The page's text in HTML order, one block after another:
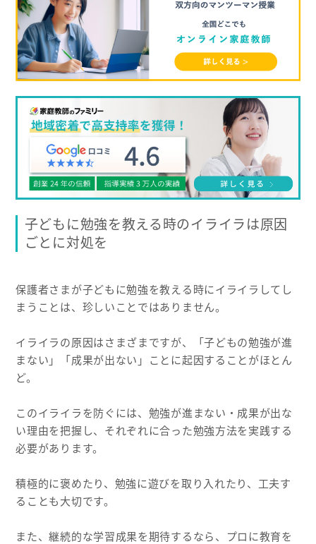
子どもに勉強を教える時のイライラは原因
ごとに対処を
保護者さまが子どもに勉強を教える時にイライラしてし
まうことは、珍しいことではありません。
イライラの原因はさまざまですが、「子どもの勉強が進
まない」「成果が出ない」ことに起因することがほとん
ど。
このイライラを防ぐには、勉強が進まない・成果が出な
い理由を把握し、それぞれに合った勉強方法を実践する
必要があります。
積極的に褒めたり、勉強に遊びを取り入れたり、工夫す
ることも大切です。
また、継続的な学習成果を期待するなら、プロに教育を